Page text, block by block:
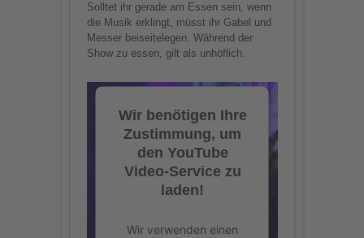
Solltet ihr gerade am Essen sein, wenn
die Musik erklingt, müsst ihr Gabel und
Messer beiseitelegen. Während der
Show zu essen, gilt als unhöflich.
Wir benötigen Ihre
Zustimmung, um
den YouTube
Video-Service zu
laden!
Wir verwenden einen